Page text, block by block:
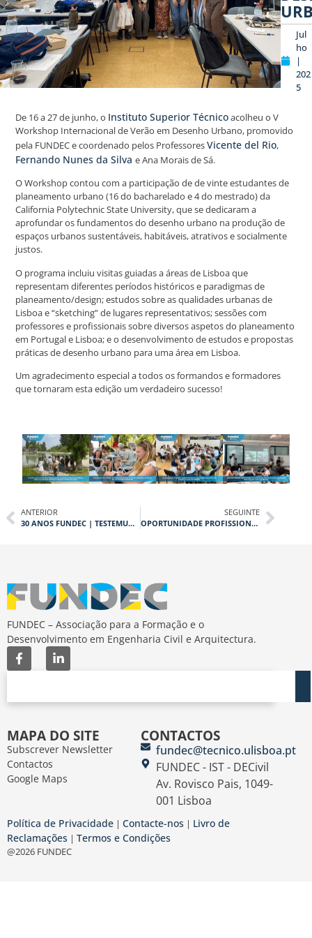
Jul
ho
|
202
5
De 16 a 27 de junho, o Instituto Superior Técnicoacolheu o V
Workshop Internacional de Verão em Desenho Urbano, promovido
pela FUNDEC e coordenado pelos ProfessoresVicente del Rio,
Fernando Nunes da Silvae Ana Morais de Sá.
O Workshop contou com a participação de de vinte estudantes de
planeamento urbano (16 do bacharelado e 4 do mestrado) da
California Polytechnic State University, que se dedicaram a
aprofundar os fundamentos do desenho urbano na produção de
espaços urbanos sustentáveis, habitáveis, atrativos e socialmente
justos.
O programa incluiu visitas guiadas a áreas de Lisboa que
representam diferentes períodos históricos e paradigmas de
planeamento/design; estudos sobre as qualidades urbanas de
Lisboa e “sketching” de lugares representativos; sessões com
professores e profissionais sobre diversos aspetos do planeamento
em Portugal e Lisboa; e o desenvolvimento de estudos e propostas
práticas de desenho urbano para uma área em Lisboa.
Um agradecimento especial a todos os formandos e formadores
que tornaram esta edição um verdadeiro sucesso!
ANTERIOR
30 ANOS FUNDEC | TESTEMUNHOS COM HISTÓRIA
SEGUINTE
OPORTUNIDADE PROFISSIONAL: TPF CONSULTORES
FUNDEC – Associação para a Formação e o
Desenvolvimento em Engenharia Civil e Arquitectura.
MAPA DO SITE
Subscrever Newsletter
Contactos
Google Maps
CONTACTOS
fundec@tecnico.ulisboa.pt
FUNDEC - IST - DECivil
Av. Rovisco Pais, 1049-
001 Lisboa
Política de Privacidade | Contacte-nos | Livro de
Reclamações | Termos e Condições
@2026 FUNDEC